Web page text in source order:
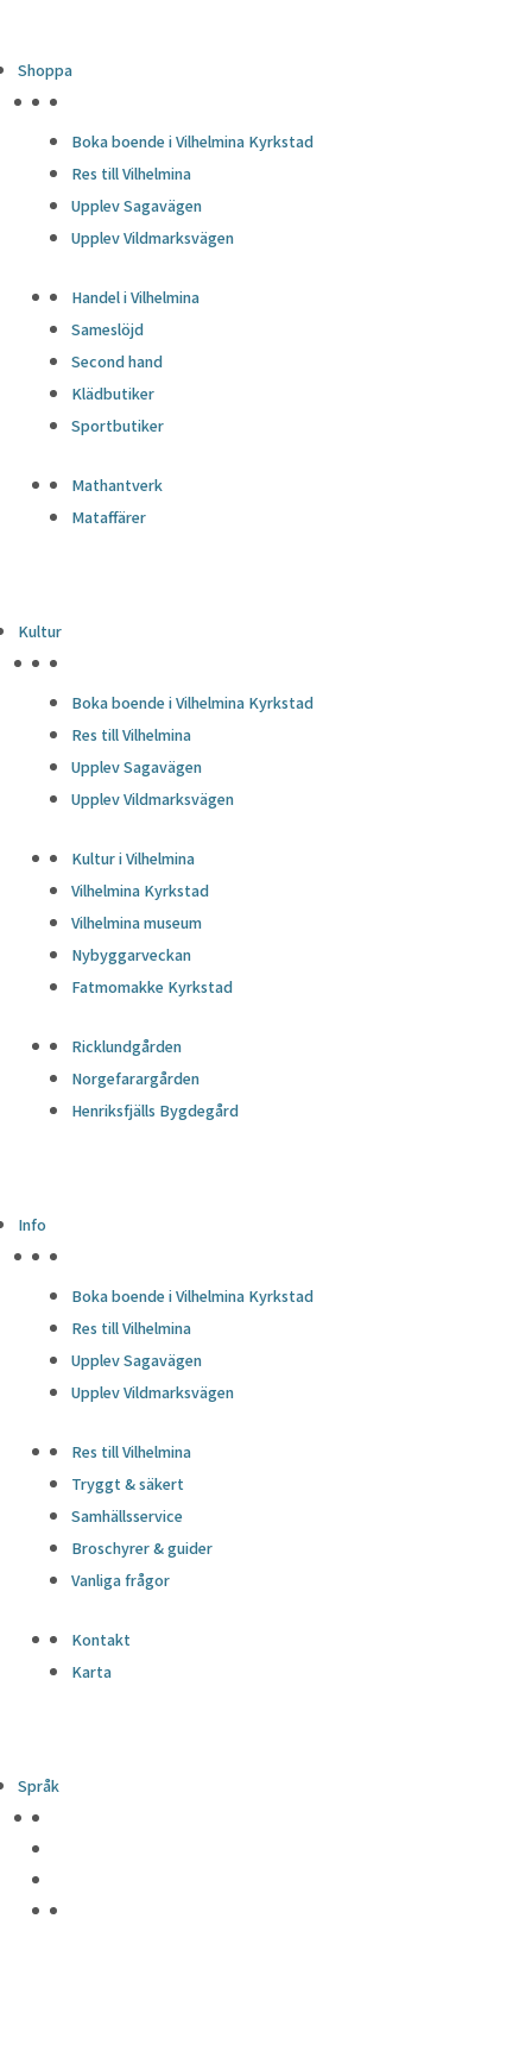
Shoppa
Boka boende i Vilhelmina Kyrkstad
Res till Vilhelmina
Upplev Sagavägen
Upplev Vildmarksvägen
Handel i Vilhelmina
Sameslöjd
Second hand
Klädbutiker
Sportbutiker
Mathantverk
Mataffärer
Kultur
Boka boende i Vilhelmina Kyrkstad
Res till Vilhelmina
Upplev Sagavägen
Upplev Vildmarksvägen
Kultur i Vilhelmina
Vilhelmina Kyrkstad
Vilhelmina museum
Nybyggarveckan
Fatmomakke Kyrkstad
Ricklundgården
Norgefarargården
Henriksfjälls Bygdegård
Info
Boka boende i Vilhelmina Kyrkstad
Res till Vilhelmina
Upplev Sagavägen
Upplev Vildmarksvägen
Res till Vilhelmina
Tryggt & säkert
Samhällsservice
Broschyrer & guider
Vanliga frågor
Kontakt
Karta
Språk